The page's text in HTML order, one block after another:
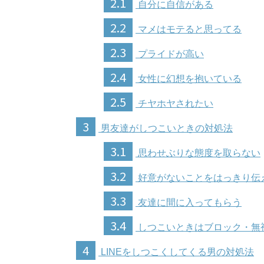
自分に自信がある
2.2 マメはモテると思ってる
2.3 プライドが高い
2.4 女性に幻想を抱いている
2.5 チヤホヤされたい
3 男友達がしつこいときの対処法
3.1 思わせぶりな態度を取らない
3.2 好意がないことをはっきり伝
3.3 友達に間に入ってもらう
3.4 しつこいときはブロック・無
4 LINEをしつこくしてくる男の対処法